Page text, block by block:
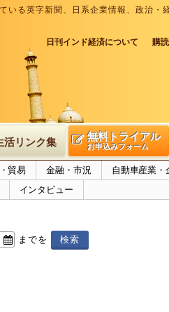
いる英字新聞、日系企業情報、政治
日刊インド経済について 購
活リンク集 無料トライアル
お申込みフォーム
貿易 金融・市況
自動車産業・
インタビュー
までを